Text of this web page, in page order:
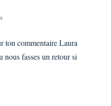
ton commentaire Laura
nous fasses un retour si